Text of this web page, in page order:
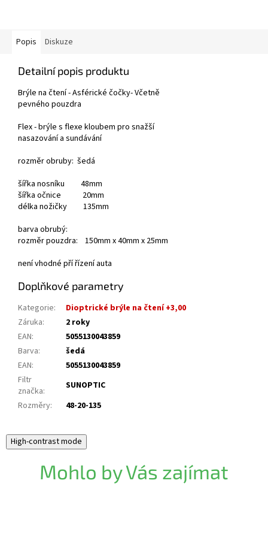
Popis Diskuze
Detailní popis produktu
Brýle na čtení - Asférické čočky- Včetně
pevného pouzdra
Flex - brýle s flexe kloubem pro snažší
nasazování a sundávání
rozměr obruby: šedá
šířka nosníku 48mm
šířka očnice 20mm
délka nožičky 135mm
barva obrubý:
rozměr pouzdra: 150mm x 40mm x 25mm
není vhodné pří řízení auta
Doplňkové parametry
Kategorie:
Dioptrické brýle na čtení +3,00
Záruka:
2 roky
EAN:
5055130043859
Barva:
šedá
EAN:
5055130043859
Filtr
značka:
SUNOPTIC
Rozměry: 48-20-135
High-contrast mode
Mohlo by Vás zajímat